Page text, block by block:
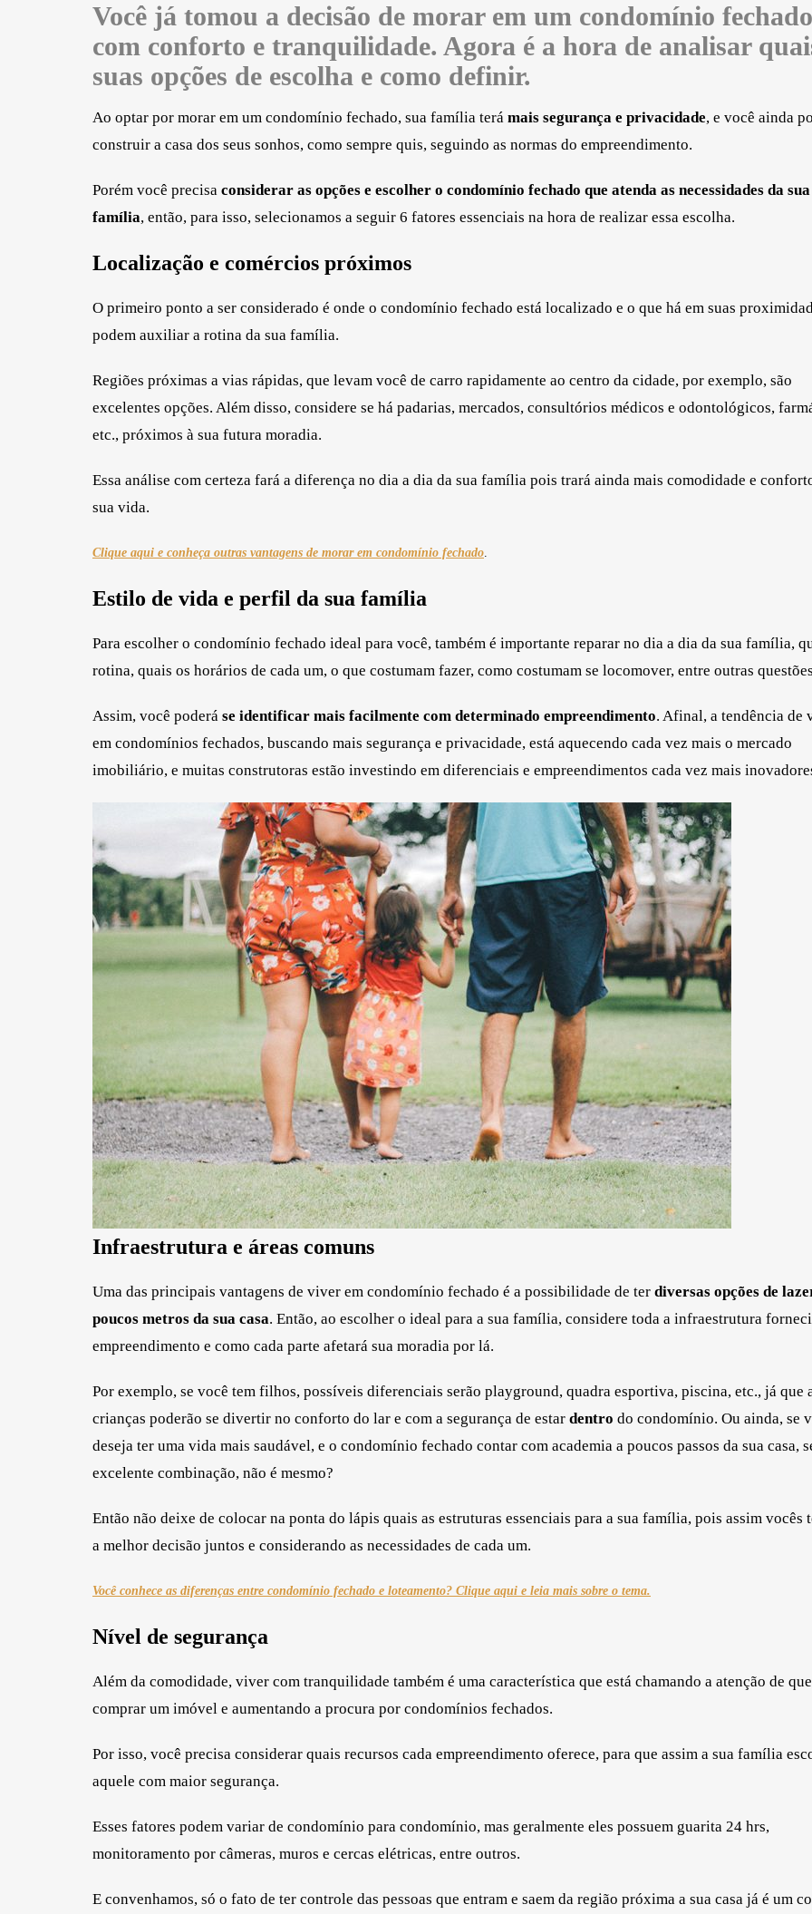
Você já tomou a decisão de morar em um condomínio
com conforto e tranquilidade. Agora é a hora de analisar
suas opções de escolha e como definir.
Ao optar por morar em um condomínio fechado, sua família terá mais segurança e privacidade, e você ainda
construir a casa dos seus sonhos, como sempre quis, seguindo as normas do empreendimento.
Porém você precisa considerar as opções e escolher o condomínio fechado que atenda as necessidades da sua
família, então, para isso, selecionamos a seguir 6 fatores essenciais na hora de realizar essa escolha.
Localização e comércios próximos
O primeiro ponto a ser considerado é onde o condomínio fechado está localizado e o que há em suas
podem auxiliar a rotina da sua família.
Regiões próximas a vias rápidas, que levam você de carro rapidamente ao centro da cidade, por exemplo, são
excelentes opções. Além disso, considere se há padarias, mercados, consultórios médicos e odontológicos,
etc., próximos à sua futura moradia.
Essa análise com certeza fará a diferença no dia a dia da sua família pois trará ainda mais comodidade e
sua vida.
Clique aqui e conheça outras vantagens de morar em condomínio fechado.
Estilo de vida e perfil da sua família
Para escolher o condomínio fechado ideal para você, também é importante reparar no dia a dia da sua família,
rotina, quais os horários de cada um, o que costumam fazer, como costumam se locomover, entre outras
Assim, você poderá se identificar mais facilmente com determinado empreendimento. Afinal, a tendência de
em condomínios fechados, buscando mais segurança e privacidade, está aquecendo cada vez mais o mercado
imobiliário, e muitas construtoras estão investindo em diferenciais e empreendimentos cada vez mais
Infraestrutura e áreas comuns
Uma das principais vantagens de viver em condomínio fechado é a possibilidade de ter diversas opções de
poucos metros da sua casa. Então, ao escolher o ideal para a sua família, considere toda a infraestrutura
empreendimento e como cada parte afetará sua moradia por lá.
Por exemplo, se você tem filhos, possíveis diferenciais serão playground, quadra esportiva, piscina, etc., já que
crianças poderão se divertir no conforto do lar e com a segurança de estar dentro do condomínio. Ou ainda, se
deseja ter uma vida mais saudável, e o condomínio fechado contar com academia a poucos passos da sua casa,
excelente combinação, não é mesmo?
Então não deixe de colocar na ponta do lápis quais as estruturas essenciais para a sua família, pois assim vocês
a melhor decisão juntos e considerando as necessidades de cada um.
Você conhece as diferenças entre condomínio fechado e loteamento? Clique aqui e leia mais sobre o tema.
Nível de segurança
Além da comodidade, viver com tranquilidade também é uma característica que está chamando a atenção de
comprar um imóvel e aumentando a procura por condomínios fechados.
Por isso, você precisa considerar quais recursos cada empreendimento oferece, para que assim a sua família
aquele com maior segurança.
Esses fatores podem variar de condomínio para condomínio, mas geralmente eles possuem guarita 24 hrs,
monitoramento por câmeras, muros e cercas elétricas, entre outros.
E convenhamos, só o fato de ter controle das pessoas que entram e saem da região próxima a sua casa já é um